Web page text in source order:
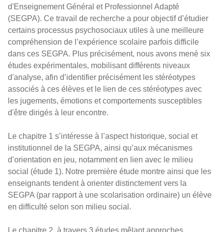
d'Enseignement Général et Professionnel Adapté
(SEGPA). Ce travail de recherche a pour objectif d’étudier
certains processus psychosociaux utiles à une meilleure
compréhension de l’expérience scolaire parfois difficile
dans ces SEGPA. Plus précisément, nous avons mené six
études expérimentales, mobilisant différents niveaux
d'analyse, afin d’identifier précisément les stéréotypes
associés à ces élèves et le lien de ces stéréotypes avec
les jugements, émotions et comportements susceptibles
d'être dirigés à leur encontre.
Le chapitre 1 s’intéresse à l’aspect historique, social et
institutionnel de la SEGPA, ainsi qu’aux mécanismes
d’orientation en jeu, notamment en lien avec le milieu
social (étude 1). Notre première étude montre ainsi que les
enseignants tendent à orienter distinctement vers la
SEGPA (par rapport à une scolarisation ordinaire) un élève
en difficulté selon son milieu social.
Le chapitre 2, à travers 3 études mêlant approches